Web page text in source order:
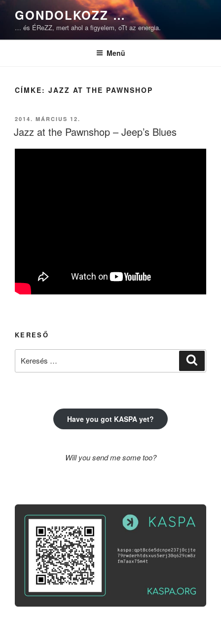
Tartalomhoz
GONDOLKOZZ …
… és ÉReZZ, mert ahol a figyelem, oTt az energia.
Menü
CÍMKE: JAZZ AT THE PAWNSHOP
BEKÜLDVE:
2014. MÁRCIUS 12.
Jazz at the Pawnshop – Jeep’s Blues
KERESŐ
Have you got KASPA yet?
Will you send me some too?